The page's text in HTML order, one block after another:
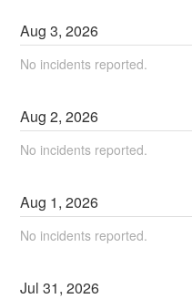
Aug3,2026
No incidents reported.
Aug2,2026
No incidents reported.
Aug 1,2026
No incidents reported.
Jul31,2026